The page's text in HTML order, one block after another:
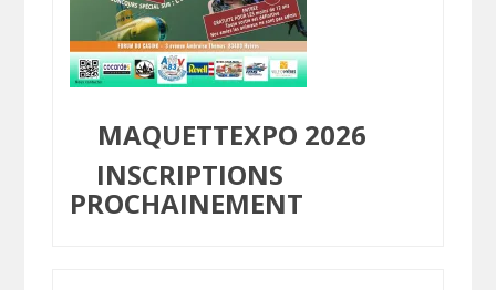
MAQUETTEXPO 2026
INSCRIPTIONS
PROCHAINEMENT